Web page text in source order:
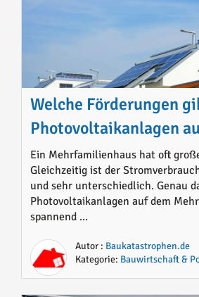
Welche Förderungen
Photovoltaikanlagen
Mehrfamilienhaus
Ein Mehrfamilienhaus hat oft
Gleichzeitig ist der
und sehr unterschiedlich. Genau
Photovoltaikanlagen auf dem
spannend ...
Autor : Baukatastrophen.de
Kategorie: Bauwirtschaft &